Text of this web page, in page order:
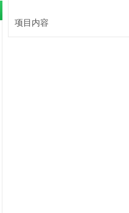
项目内容